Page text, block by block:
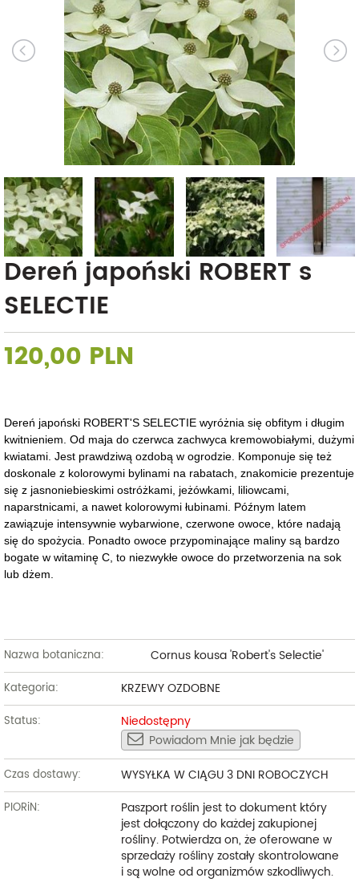
Dereń japoński ROBERT s
SELECTIE
120,00 PLN
Dereń japoński ROBERT'S SELECTIE wyróżnia się obfitym i długim
kwitnieniem. Od maja do czerwca zachwyca kremowobiałymi, dużymi
kwiatami. Jest prawdziwą ozdobą w ogrodzie. Komponuje się też
doskonale z kolorowymi bylinami na rabatach, znakomicie prezentuje
się z jasnoniebieskimi ostróżkami, jeżówkami, liliowcami,
naparstnicami, a nawet kolorowymi łubinami. Późnym latem
zawiązuje intensywnie wybarwione, czerwone owoce, które nadają
się do spożycia. Ponadto owoce przypominające maliny są bardzo
bogate w witaminę C, to niezwykłe owoce do przetworzenia na sok
lub dżem.
Nazwa botaniczna: Cornus kousa 'Robert's Selectie'
Kategoria: KRZEWY OZDOBNE
Status:
Niedostępny
Powiadom Mnie jak będzie
Czas dostawy: WYSYŁKA W CIĄGU 3 DNI ROBOCZYCH
PIORiN:
Paszport roślin jest to dokument który
jest dołączony do każdej zakupionej
rośliny. Potwierdza on, że oferowane w
sprzedaży rośliny zostały skontrolowane
i są wolne od organizmów szkodliwych.